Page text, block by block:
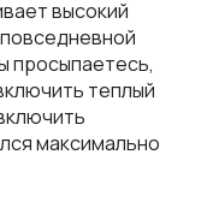
высокий
просыпаетесь,
теплый
максимально